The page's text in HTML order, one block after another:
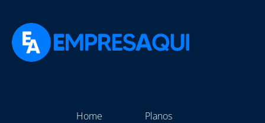
Home
Planos